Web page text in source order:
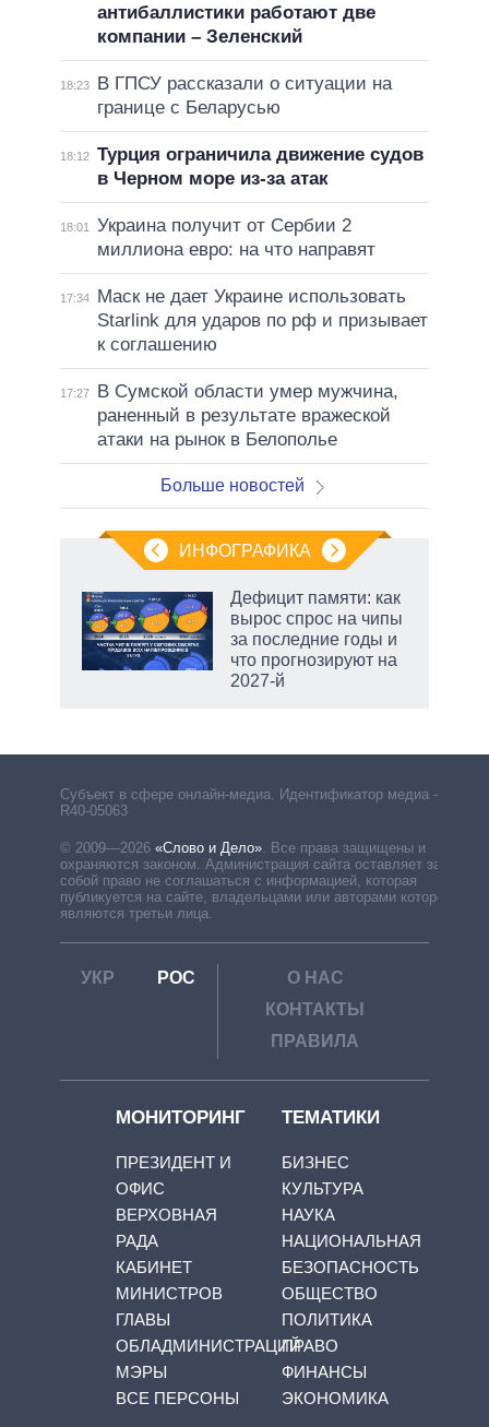
антибаллистики работают две
компании – Зеленский
18:23
В ГПСУ рассказали о ситуации на
границе с Беларусью
18:12 Турция ограничила движение судов
в Черном море из-за атак
18:01
Украина получит от Сербии 2
миллиона евро: на что направят
17:34
Маск не дает Украине использовать
Starlink для ударов по рф и призывает
к соглашению
17:27
В Сумской области умер мужчина,
раненный в результате вражеской
атаки на рынок в Белополье
Больше новостей
ИНФОГРАФИКА
Дефицит памяти: как
вырос спрос на чипы
за последние годы и
что прогнозируют на
2027-й
Субъект в сфере онлайн-медиа. Идентификатор медиа –
R40-05063
© 2009—2026 «Слово и Дело»
Все права защищены и
охраняются законом. Администрация сайта оставляет за
собой право не соглашаться с информацией, которая
публикуется на сайте, владельцами или авторами которой
являются третьи лица.
УКР РОС
О НАС
КОНТАКТЫ
ПРАВИЛА
МОНИТОРИНГ
ПРЕЗИДЕНТ И
ОФИС
ВЕРХОВНАЯ
РАДА
КАБИНЕТ
МИНИСТРОВ
ГЛАВЫ
ОБЛАДМИНИСТРАЦИЙ
МЭРЫ
ВСЕ ПЕРСОНЫ
ТЕМАТИКИ
БИЗНЕС
КУЛЬТУРА
НАУКА
НАЦИОНАЛЬНАЯ
БЕЗОПАСНОСТЬ
ОБЩЕСТВО
ПОЛИТИКА
ПРАВО
ФИНАНСЫ
ЭКОНОМИКА